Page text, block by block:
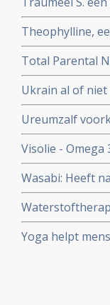
prostaatkanker
Theophylline,
op cisplatin
patiënten met
Total Parental
verhouding van
bijvoeding van
Ukrain al of
overlevingstijd
fase II studie
Ureumzalf
vergelijking
Visolie -
vetzuren bij
Wasabi: Heeft
van de
vormen van
Yoga helpt